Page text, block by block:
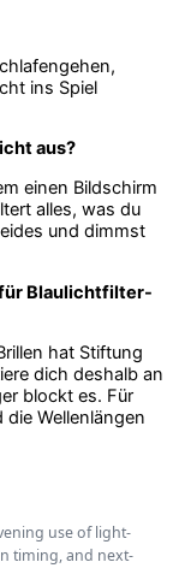
ins Spiel
aus?
einen Bildschirm
alles, was du
und dimmst
Blaulichtfilter-
hat Stiftung
dich deshalb an
blockt es. Für
Wellenlängen
use of light-
timing, and next-